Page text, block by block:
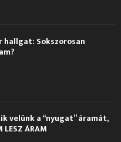
Sokszorosan
velünk a “nyugat” áramát,
ÁRAM